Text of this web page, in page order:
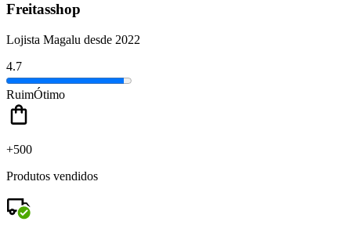
Freitasshop
Lojista Magalu desde 2022
4.7
RuimÓtimo
+500
Produtos vendidos